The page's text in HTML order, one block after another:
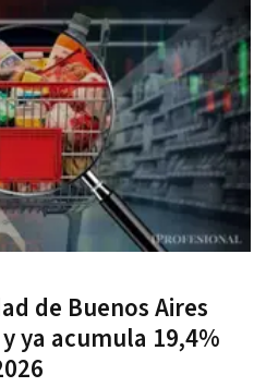
de Buenos Aires
ya acumula 19,4%